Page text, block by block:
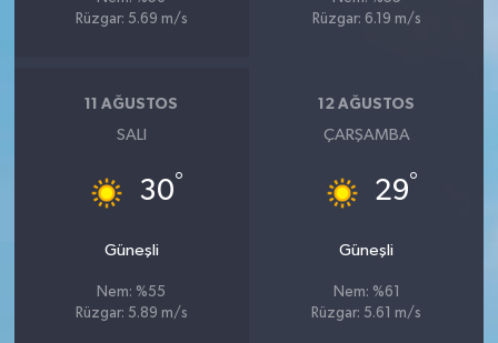
Rüzgar: 5.69 m/s
Rüzgar: 6.19 m/s
11 AĞUSTOS
SALI
30°
Güneşli
Nem: %55
Rüzgar: 5.89 m/s
12 AĞUSTOS
ÇARŞAMBA
29°
Güneşli
Nem: %61
Rüzgar: 5.61 m/s